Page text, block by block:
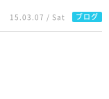
15.03.07 / Sat ブログ